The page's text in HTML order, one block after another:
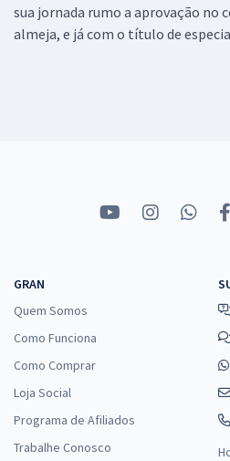
sua jornada rumo a aprovação no
almeja, e já com o título de
GRAN
Quem Somos
Como Funciona
Como Comprar
Loja Social
Programa de Afiliados
Trabalhe Conosco